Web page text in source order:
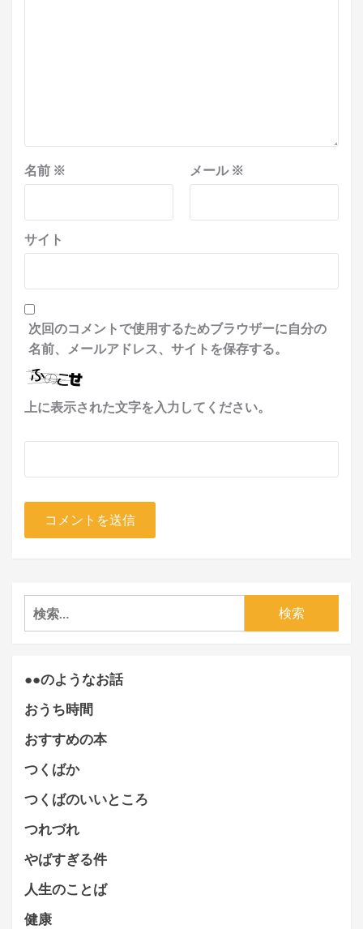
名前 ※ メール ※
サイト
次回のコメントで使用するためブラウザーに自分の
名前、メールアドレス、サイトを保存する。
上に表示された文字を入力してください。
検
索:
●●のようなお話
おうち時間
おすすめの本
つくばか
つくばのいいところ
つれづれ
やばすぎる件
人生のことば
健康